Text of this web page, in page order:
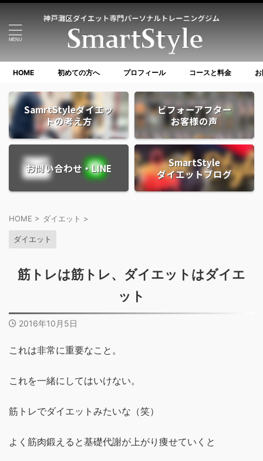
HOME 初めての方へ プロフィール コースと料金
SamrtStyleダイエッ
トの考え方
ビフォーアフター
お客様の声
お問い合わせ・LINE
SmartStyle
ダイエットブログ
HOME > ダイエット >
ダイエット
筋トレは筋トレ、ダイエットはダイエ
ット
2016年10月5日
これは非常に重要なこと。
これを一緒にしてはいけない。
筋トレでダイエットみたいな（笑）
よく筋肉鍛えると基礎代謝が上がり痩せていくと